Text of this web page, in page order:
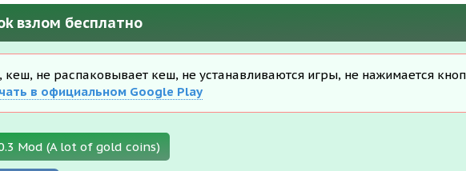
взлом бесплатно
кеш, не распаковывает кеш, не устанавливаются игры, не нажимается
в официальном Google Play
Mod (A lot of gold coins)